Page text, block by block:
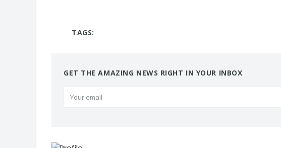
TAGS:
GET THE AMAZING NEWS RIGHT IN YOUR INBOX